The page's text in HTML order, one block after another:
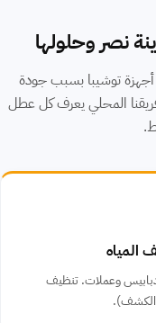
نصر وحلولها
أجهزة توشيبا بسبب جودة
فريقنا المحلي يعرف كل عطل
وعملات. تنظيف